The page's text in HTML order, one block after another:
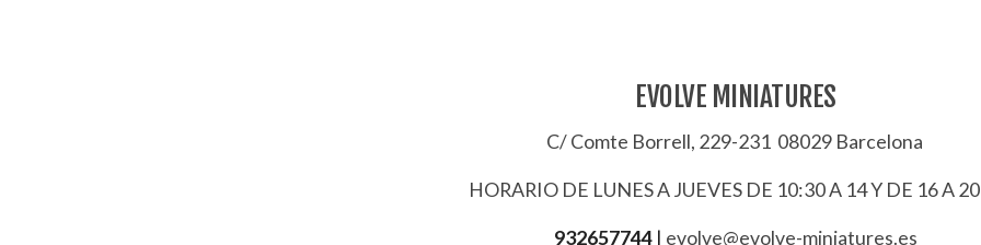
EVOLVE MINIATURES
C/ Comte Borrell, 229-231 08029 Barcelona
HORARIO DE LUNES A JUEVES DE 10:30 A 14 Y DE 16 A
932657744 | evolve@evolve-miniatures.es